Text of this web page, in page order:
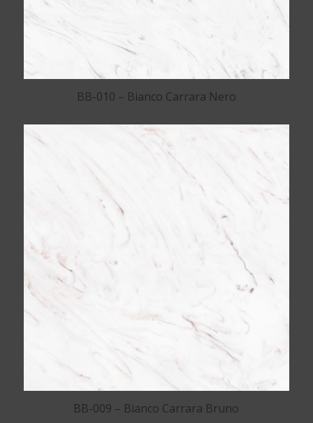
BB-010 – Bianco Carrara Nero
BB-009 – Bianco Carrara Bruno